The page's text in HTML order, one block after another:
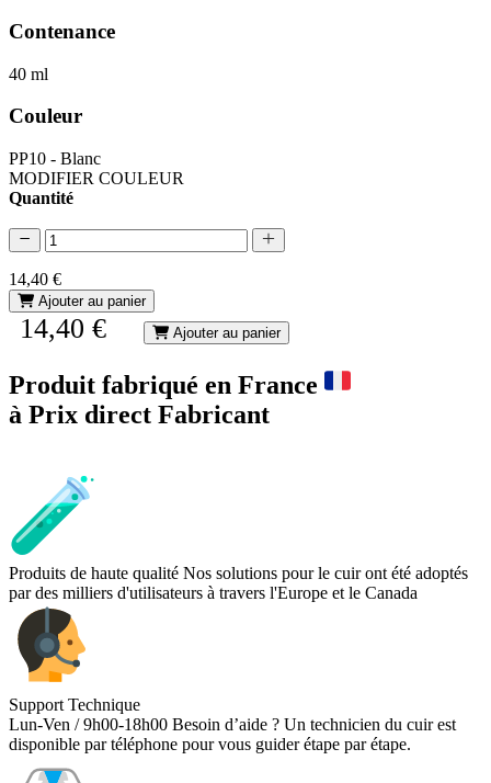
Contenance
40 ml
Couleur
PP10 - Blanc
MODIFIER COULEUR
Quantité
14,40 €
Ajouter au panier
14,40 € Ajouter au panier
Produit fabriqué en France
à Prix direct Fabricant
Produits de haute qualité Nos solutions pour le cuir ont été adoptés
par des milliers d'utilisateurs à travers l'Europe et le Canada
Support Technique
Lun-Ven / 9h00-18h00 Besoin d’aide ? Un technicien du cuir est
disponible par téléphone pour vous guider étape par étape.